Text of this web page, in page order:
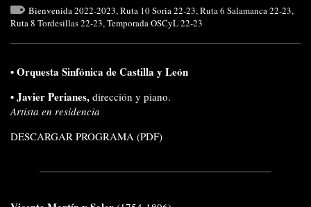
Bienvenida 2022-2023,Ruta 10 Soria 22-23,Ruta 6 Salamanca 22-23,
Ruta 8 Tordesillas 22-23,Temporada OSCyL 22-23
•Orquesta Sinfónica de Castilla y León
•Javier Perianes, dirección y piano.
Artista en residencia
DESCARGAR PROGRAMA (PDF)